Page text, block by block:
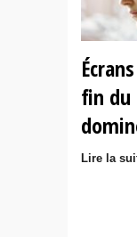
fin du
Lire la